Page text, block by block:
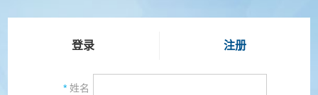
登录 注册
*姓名